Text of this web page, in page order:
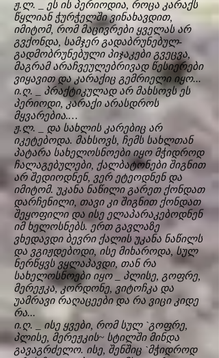
ჟ.ლ. _ ეს ის პერიოდია, როცა კარაქს
წყლიან ჭურჭელში ვინახავდით,
იმიტომ, რომ მაცივრები ყველას არ
გვქონდა, სამჯერ გადაბრუნებულ-
გადმობრუნებული პიჯაკები გვეცვა,
მაგრამ არაჩვეულებრივად წესიერები
ვიყავით და კარაქიც გემრიელი იყო...
ი.ღ. _ პრაქტიკულად არ მახსოვს ეს
პერიოდი, კარაქი არასდროს
მყვარებია.…
ჟ.ლ. _ და სახლის კარებიც არ
იკეტებოდა. მახსოვს, ჩემს სახლთან
პატარა სახელოსნოები იყო მჭიდროდ
ჩალაგებულები, ქალბატონები შიგნით
არ შედიოდნენ, ვერ ეტეოდნენ და
იმიტომ. უკანა ნაწილი გარეთ ქონდათ
დარჩენილი, თავი კი შიგნით ქონდათ
შეყოფილი და ისე ელაპარაკებოდნენ
იმ ხელოსნებს. ერთ გავლაზე
ვხედავდი ბევრი ქალის უკანა ნაწილს
და ვგიჟდებოდი, ისე მიხაროდა, სულ
ნერწყვს ვყლაპავდი, თან რა
სახელოსნოები იყო _ პლისე, გოფრე,
მერეჟკა, კორდონე, ვიტოჩკა და
უამრავი რაღაცეები და რა ვიცი კიდე
რა...
ი.ღ. _ ისე ყვები, რომ სულ `გოფრე,
პლისე, მერეჟკის~ სტილში მინდა
გავაგრძელო. ისე, შენშიც `მჭიდროდ